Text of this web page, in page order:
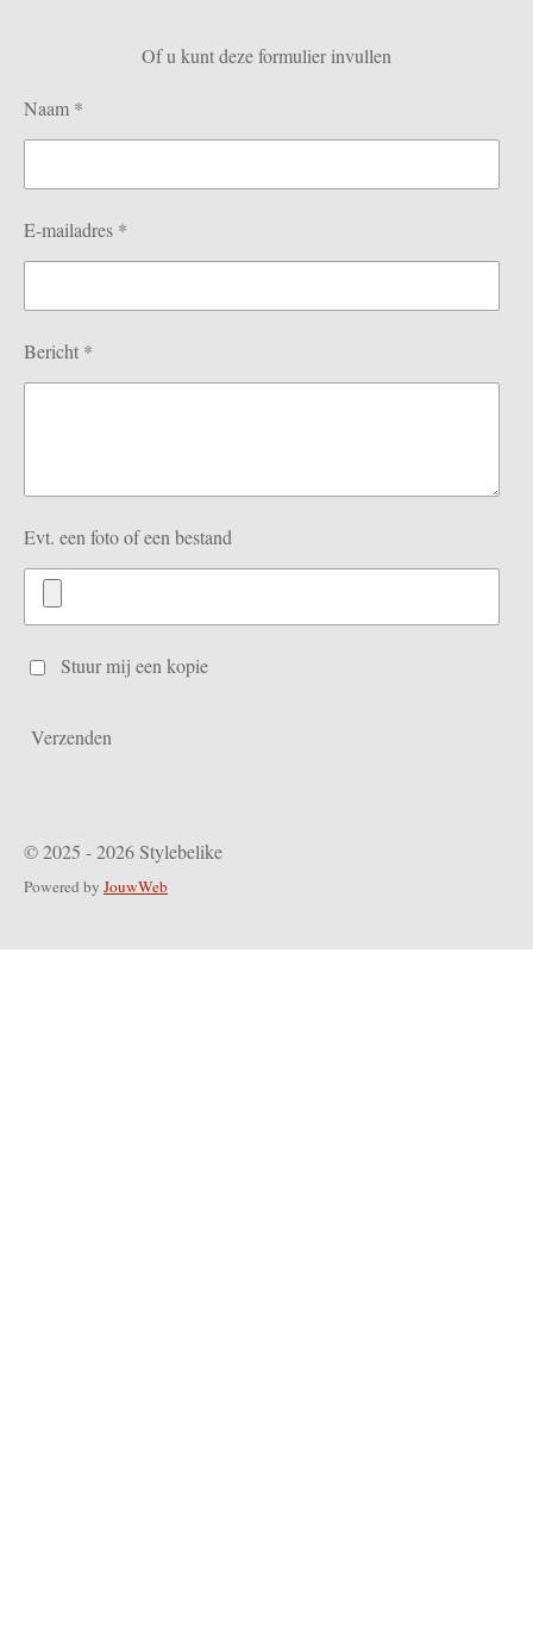
A
p
Of u kunt deze formulier invullen
Naam *
E-mailadres *
Bericht *
Evt. een foto of een bestand
Stuur mij een kopie
Verzenden
© 2025 - 2026 Stylebelike
Powered by JouwWeb